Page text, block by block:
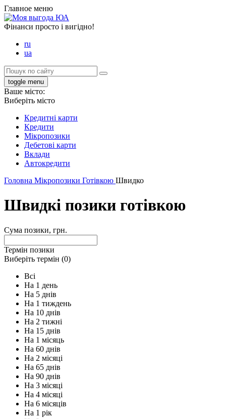
Главное меню
Фінанси просто і вигідно!
ru
ua
toggle menu
Ваше місто:
Виберіть місто
Кредитні карти
Кредити
Мікропозики
Дебетові карти
Вклади
Автокредити
Головна Мікропозики Готівкою Швидко
Швидкі позики готівкою
Сума позики, грн.
Термін позики
Виберіть термін (0)
Всi
На 1 день
На 5 днів
На 1 тиждень
На 10 днів
На 2 тижні
На 15 днів
На 1 місяць
На 60 днів
На 2 місяці
На 65 днів
На 90 днів
На 3 місяці
На 4 місяці
На 6 місяців
На 1 рік